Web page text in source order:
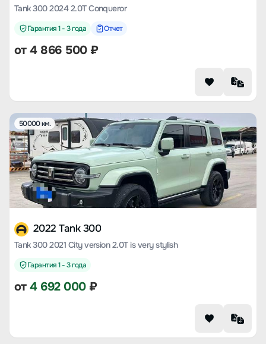
Tank 300 2024 2.0T Conqueror
Гарантия 1 - 3 года Отчет
от4 866 500₽
50000 км.
2022 Tank 300
Tank 300 2021 City version 2.0T is very stylish
Гарантия 1 - 3 года
от4 692 000₽